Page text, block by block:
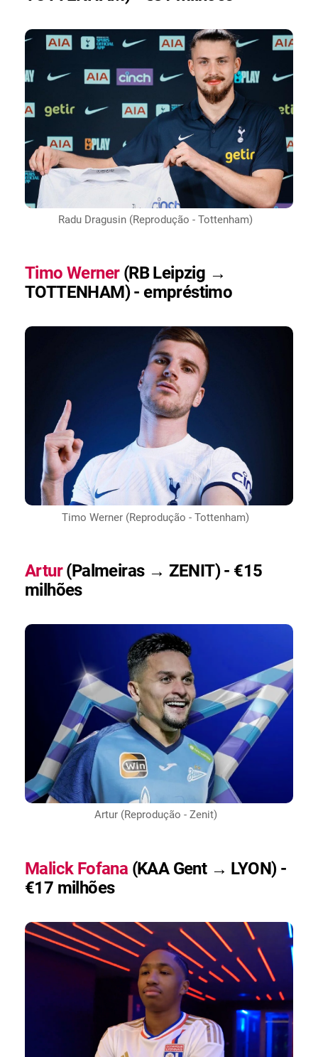
Radu Dragusin (Reprodução - Tottenham)
Timo Werner(RB Leipzig →
TOTTENHAM) - empréstimo
Timo Werner (Reprodução - Tottenham)
Artur(Palmeiras → ZENIT) - €15
milhões
Artur (Reprodução - Zenit)
Malick Fofana (KAA Gent → LYON) -
€17 milhões